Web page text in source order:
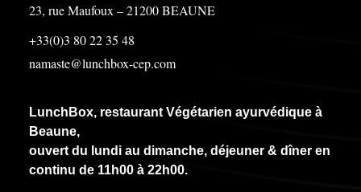
23, rue Maufoux – 21200 BEAUNE
+33(0)3 80 22 35 48
namaste@lunchbox-cep.com
LunchBox, restaurant Végétarien ayurvédique à
Beaune,
ouvert du lundi au dimanche, déjeuner & dîner en
continu de 11h00 à 22h00.